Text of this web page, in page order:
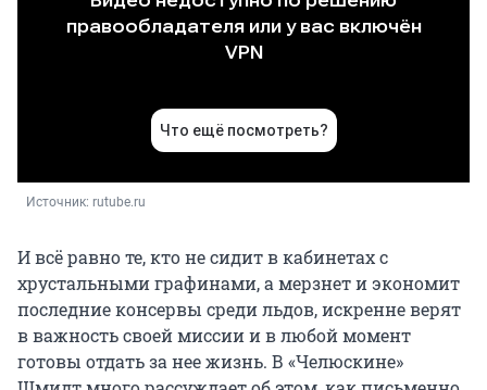
Источник: rutube.ru
И всё равно те, кто не сидит в кабинетах с
хрустальными графинами, а мерзнет и экономит
последние консервы среди льдов, искренне верят
в важность своей миссии и в любой момент
готовы отдать за нее жизнь. В «Челюскине»